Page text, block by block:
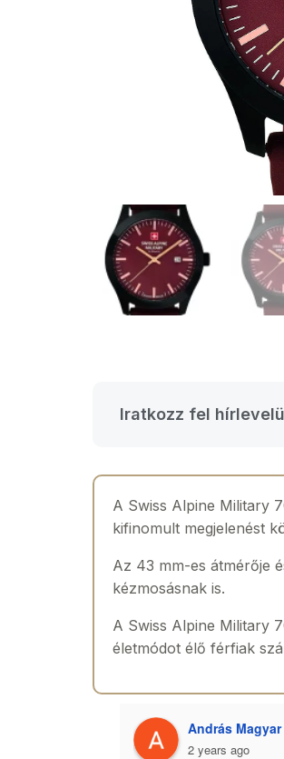
Iratkozz fel
A Swiss Alpine Military
kifinomult megjelenést
Az 43 mm-es átmérője
kézmosásnak is.
A Swiss Alpine Military
életmódot élő férfiak
András Magyar
2 years ago